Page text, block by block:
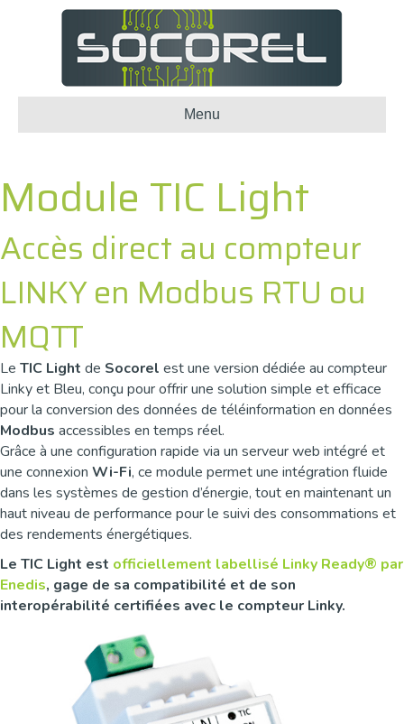
Menu
Module TIC Light
Accès direct au compteur
LINKY en Modbus RTU ou
MQTT
Le TIC Light de Socorel est une version dédiée au compteur
Linky et Bleu, conçu pour offrir une solution simple et efficace
pour la conversion des données de téléinformation en données
Modbus accessibles en temps réel.
Grâce à une configuration rapide via un serveur web intégré et
une connexion Wi-Fi, ce module permet une intégration fluide
dans les systèmes de gestion d’énergie, tout en maintenant un
haut niveau de performance pour le suivi des consommations et
des rendements énergétiques.
Le TIC Light est officiellement labellisé Linky Ready® par
Enedis, gage de sa compatibilité et de son
interopérabilité certifiées avec le compteur Linky.